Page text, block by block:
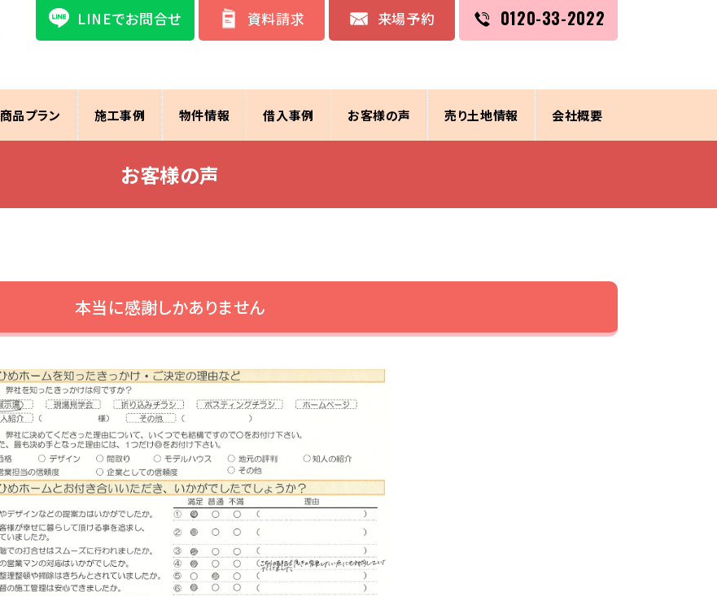
LINEでお問合せ 資料請求 来場予約 0120-33-2022
商品プラン 施工事例 物件情報 借入事例 お客様の声 売り土地情報 会社概要
お客様の声
本当に感謝しかありません